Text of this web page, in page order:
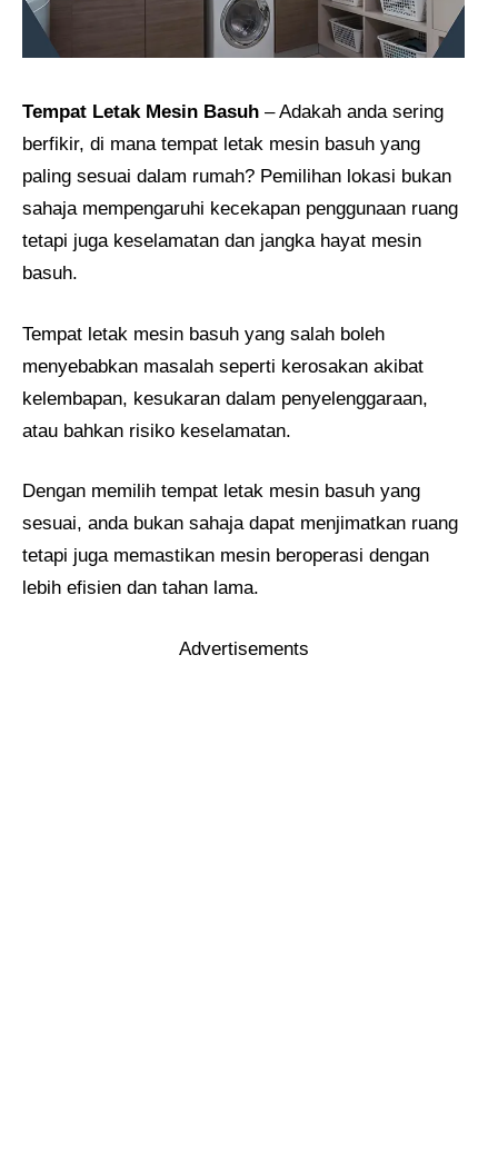
Tempat Letak Mesin Basuh – Adakah anda sering
berfikir, di mana tempat letak mesin basuh yang
paling sesuai dalam rumah? Pemilihan lokasi bukan
sahaja mempengaruhi kecekapan penggunaan ruang
tetapi juga keselamatan dan jangka hayat mesin
basuh.
Tempat letak mesin basuh yang salah boleh
menyebabkan masalah seperti kerosakan akibat
kelembapan, kesukaran dalam penyelenggaraan,
atau bahkan risiko keselamatan.
Dengan memilih tempat letak mesin basuh yang
sesuai, anda bukan sahaja dapat menjimatkan ruang
tetapi juga memastikan mesin beroperasi dengan
lebih efisien dan tahan lama.
Advertisements